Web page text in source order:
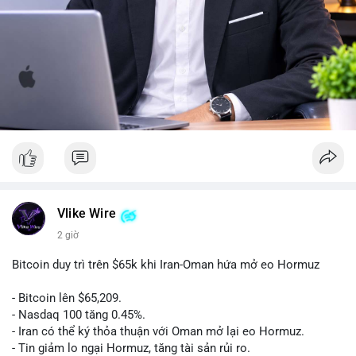
Vlike Wire
2 giờ
Bitcoin duy trì trên $65k khi Iran-Oman hứa mở eo Hormuz
- Bitcoin lên $65,209.
- Nasdaq 100 tăng 0.45%.
- Iran có thể ký thỏa thuận với Oman mở lại eo Hormuz.
- Tin giảm lo ngại Hormuz, tăng tài sản rủi ro.